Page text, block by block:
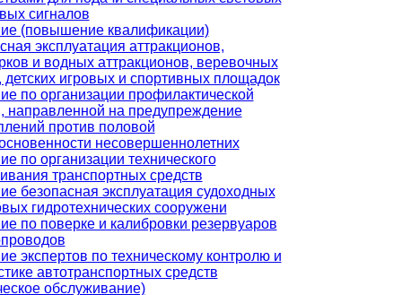
сигналов
(повышение квалификации)
эксплуатация аттракционов,
и водных аттракционов, веревочных
детских игровых и спортивных площадок
по организации профилактической
направленной на предупреждение
против половой
несовершеннолетних
по организации технического
транспортных средств
безопасная эксплуатация судоходных
гидротехнических сооружени
по поверке и калибровки резервуаров
экспертов по техническому контролю и
автотранспортных средств
обслуживание)